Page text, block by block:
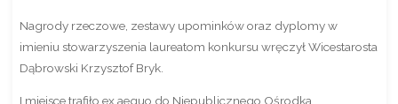
Nagrody rzeczowe, zestawy upominków oraz dyplomy w
imieniu stowarzyszenia laureatom konkursu wręczył Wicestarosta
Dąbrowski Krzysztof Bryk.
I miejsce trafiło ex aequo do Niepublicznego Ośrodka